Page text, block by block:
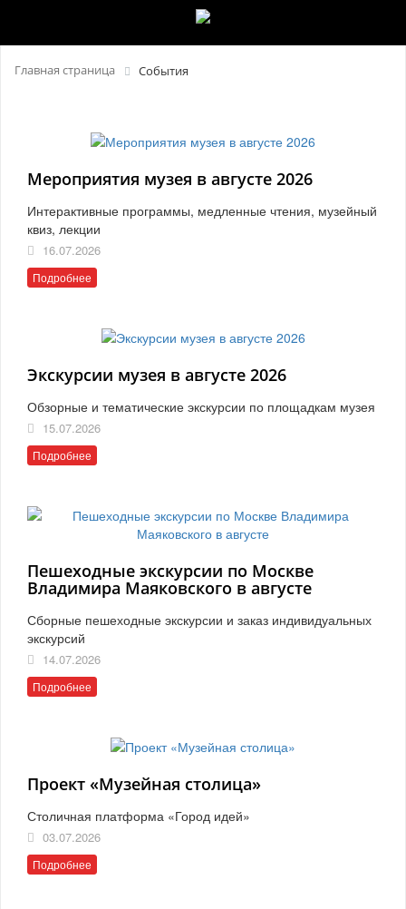
Главная страница События
Мероприятия музея в августе 2026
Интерактивные программы, медленные чтения, музейный
квиз, лекции
16.07.2026
Подробнее
Экскурсии музея в августе 2026
Обзорные и тематические экскурсии по площадкам музея
15.07.2026
Подробнее
Пешеходные экскурсии по Москве
Владимира Маяковского в августе
Сборные пешеходные экскурсии и заказ индивидуальных
экскурсий
14.07.2026
Подробнее
Проект «Музейная столица»
Столичная платформа «Город идей»
03.07.2026
Подробнее